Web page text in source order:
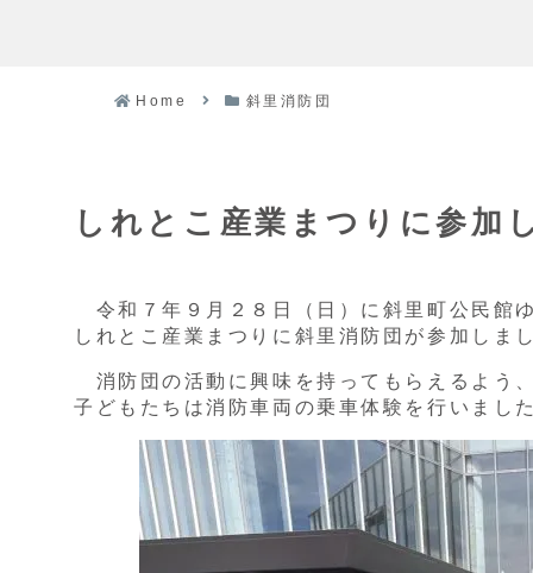
Home 斜里消防団
しれとこ産業まつりに参加
令和７年９月２８日（日）に斜里町公民館
しれとこ産業まつりに斜里消防団が参加しま
消防団の活動に興味を持ってもらえるよう
子どもたちは消防車両の乗車体験を行いまし